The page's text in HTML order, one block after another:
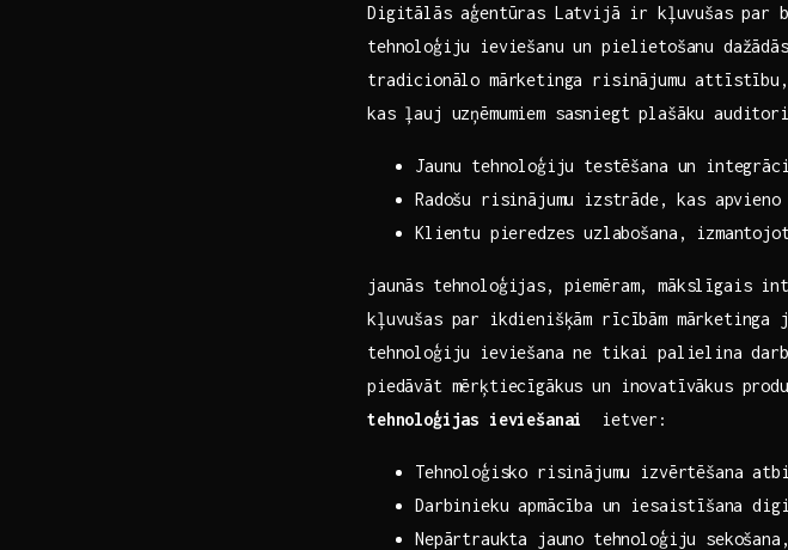
Digitālās aģentūras ​Latvijā⁢ ir kļuvušas⁣ par
tehnoloģiju ieviešanu un pielietošanu
tradicionālo mārketinga risinājumu
kas ļauj uzņēmumiem sasniegt‌ plašāku
Jaunu tehnoloģiju ‍testēšana un
Radošu ‌risinājumu izstrāde,⁣ kas
Klientu pieredzes uzlabošana,
jaunās tehnoloģijas, piemēram,
kļuvušas par ikdienišķām ‍rīcībām mārketinga
‌tehnoloģiju ‌ieviešana‍ ne tikai palielina
piedāvāt mērķtiecīgākus un inovatīvākus
tehnoloģijas ieviešanai
​ ietver:
Tehnoloģisko risinājumu izvērtēšana
Darbinieku apmācība⁢ un iesaistīšana
Nepārtraukta jauno tehnoloģiju